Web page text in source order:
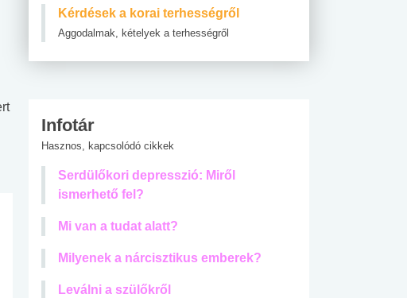
Kérdések a korai terhességről
Aggodalmak, kételyek a terhességről
Infotár
Hasznos, kapcsolódó cikkek
Serdülőkori depresszió: Miről
ismerhető fel?
Mi van a tudat alatt?
Milyenek a nárcisztikus emberek?
Leválni a szülőkről